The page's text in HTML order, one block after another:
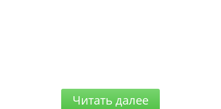
Читать далее